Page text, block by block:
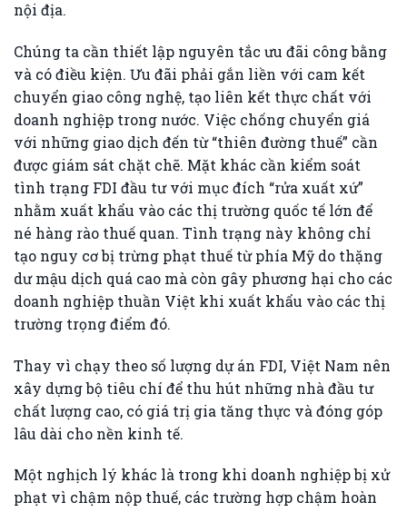
nội địa.
Chúng ta cần thiết lập nguyên tắc ưu đãi công bằng
và có điều kiện. Ưu đãi phải gắn liền với cam kết
chuyển giao công nghệ, tạo liên kết thực chất với
doanh nghiệp trong nước. Việc chống chuyển giá
với những giao dịch đến từ “thiên đường thuế” cần
được giám sát chặt chẽ. Mặt khác cần kiểm soát
tình trạng FDI đầu tư với mục đích “rửa xuất xứ”
nhằm xuất khẩu vào các thị trường quốc tế lớn để
né hàng rào thuế quan. Tình trạng này không chỉ
tạo nguy cơ bị trừng phạt thuế từ phía Mỹ do thặng
dư mậu dịch quá cao mà còn gây phương hại cho các
doanh nghiệp thuần Việt khi xuất khẩu vào các thị
trường trọng điểm đó.
Thay vì chạy theo số lượng dự án FDI, Việt Nam nên
xây dựng bộ tiêu chí để thu hút những nhà đầu tư
chất lượng cao, có giá trị gia tăng thực và đóng góp
lâu dài cho nền kinh tế.
Một nghịch lý khác là trong khi doanh nghiệp bị xử
phạt vì chậm nộp thuế, các trường hợp chậm hoàn